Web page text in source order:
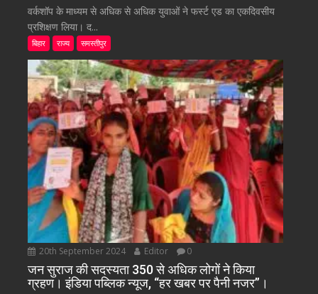
वर्कशॉप के माध्यम से अधिक से अधिक युवाओं ने फर्स्ट एड का एकदिवसीय
प्रशिक्षण लिया। द...
बिहार राज्य समस्तीपुर
20th September 2024 Editor 0
जन सुराज की सदस्यता 350 से अधिक लोगों ने किया
ग्रहण। इंडिया पब्लिक न्यूज, “हर खबर पर पैनी नजर”।